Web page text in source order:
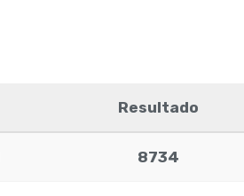
Resultado
8734